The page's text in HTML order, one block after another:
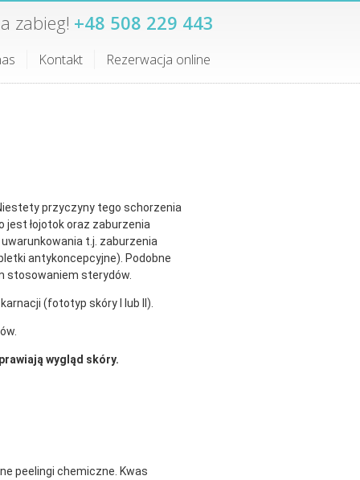
zabieg! +48 508 229 443
Kontakt Rezerwacja online
przyczyny tego schorzenia
jest łojotok oraz zaburzenia
t.j. zaburzenia
antykoncepcyjne). Podobne
stosowaniem sterydów.
(fototyp skóry I lub II).
wygląd skóry.
peelingi chemiczne. Kwas